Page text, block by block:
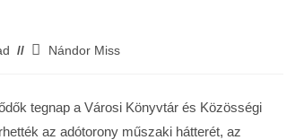
Nándor Miss
tegnap a Városi Könyvtár és Közösségi
az adótorony műszaki hátterét, az